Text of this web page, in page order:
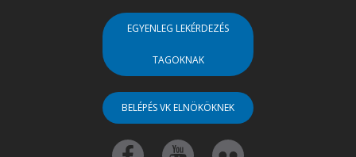
EGYENLEG LEKÉRDEZÉS
TAGOKNAK
BELÉPÉS VK ELNÖKÖKNEK